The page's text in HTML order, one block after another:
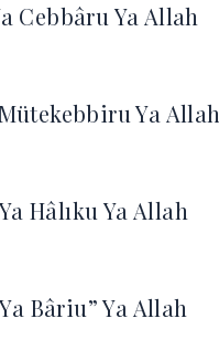
Cebbâru Ya Allah
Ya Allah
Ya Hâlıku Ya Allah
Ya Bâriu” Ya Allah